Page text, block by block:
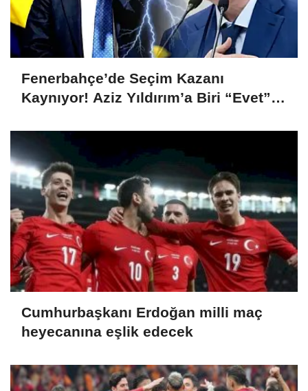
Fenerbahçe’de Seçim Kazanı
Kaynıyor! Aziz Yıldırım’a Biri “Evet”
Cumhurbaşkanı Erdoğan milli maç
heyecanına eşlik edecek